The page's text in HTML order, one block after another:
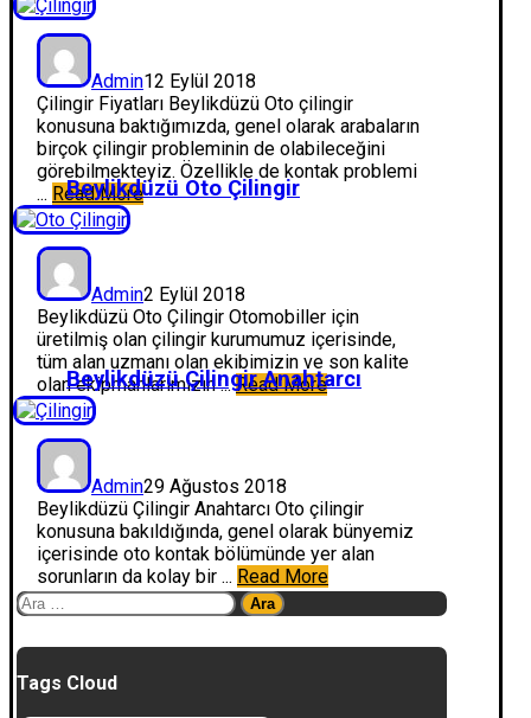
Admin12 Eylül 2018
Çilingir Fiyatları Beylikdüzü Oto çilingir
konusuna baktığımızda, genel olarak arabaların
birçok çilingir probleminin de olabileceğini
görebilmekteyiz. Özellikle de kontak problemi
... Read More
Beylikdüzü Oto Çilingir
Admin2 Eylül 2018
Beylikdüzü Oto Çilingir Otomobiller için
üretilmiş olan çilingir kurumumuz içerisinde,
tüm alan uzmanı olan ekibimizin ve son kalite
olan ekipmanlarımızın ...Read More
Beylikdüzü Çilingir Anahtarcı
Admin29 Ağustos 2018
Beylikdüzü Çilingir Anahtarcı Oto çilingir
konusuna bakıldığında, genel olarak bünyemiz
içerisinde oto kontak bölümünde yer alan
sorunların da kolay bir ... Read More
Arama:
Tags Cloud